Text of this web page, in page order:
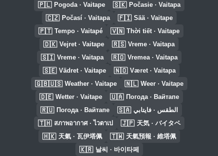
🇵🇱 Pogoda · Vaitape 🇸🇰 Počasie · Vaitapa
🇨🇿 Počasí · Vaitapa 🇫🇮 Sää · Vaitape
🇵🇹 Tempo · Vaitapé 🇻🇳 Thời tiết · Vaitape
🇩🇰 Vejret · Vaitape 🇷🇸 Vreme · Vaitapa
🇸🇮 Vreme · Vaitapa 🇷🇴 Vremea · Vaitapa
🇸🇪 Vädret · Vaitape 🇳🇴 Været · Vaitapa
🇬🇧🇺🇸 Weather · Vaitape 🇳🇱 Weer · Vaitape
🇩🇪 Wetter · Vaitape 🇺🇦 Погода · Вайтапе
🇷🇺 Погода · Вайтапе 🇸🇦 الطقس · فايتابي
🇹🇭 สภาพอากาศ · ไวตาเป 🇯🇵 天気 · バイタペ
🇭🇰 天氣 · 瓦伊塔佩 🇹🇼 天氣預報 · 維塔佩
🇰🇷 날씨 · 바이타페